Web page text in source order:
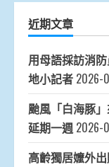
近期文章
用母語採訪消
地小記者 2026-
颱風「白海豚
延期一週 2026-
高齡獨居嬤外